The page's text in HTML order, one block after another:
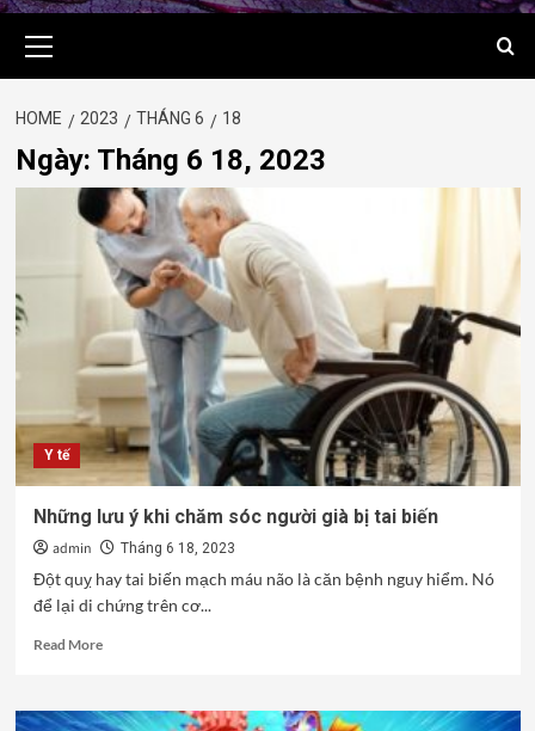
Menu
HOME 2023 THÁNG 6 18
Ngày: Tháng 6 18, 2023
Y tế
Những lưu ý khi chăm sóc người già bị tai biến
admin Tháng 6 18, 2023
Đột quỵ hay tai biến mạch máu não là căn bệnh nguy hiểm. Nó
để lại di chứng trên cơ...
Read MoreRead
Những